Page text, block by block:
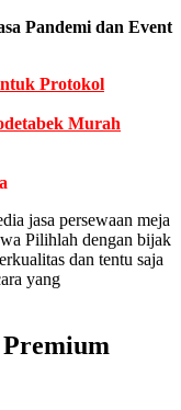
Pandemi dan Event
Protokol
Murah
jasa persewaan meja
Pilihlah dengan bijak
dan tentu saja
yang